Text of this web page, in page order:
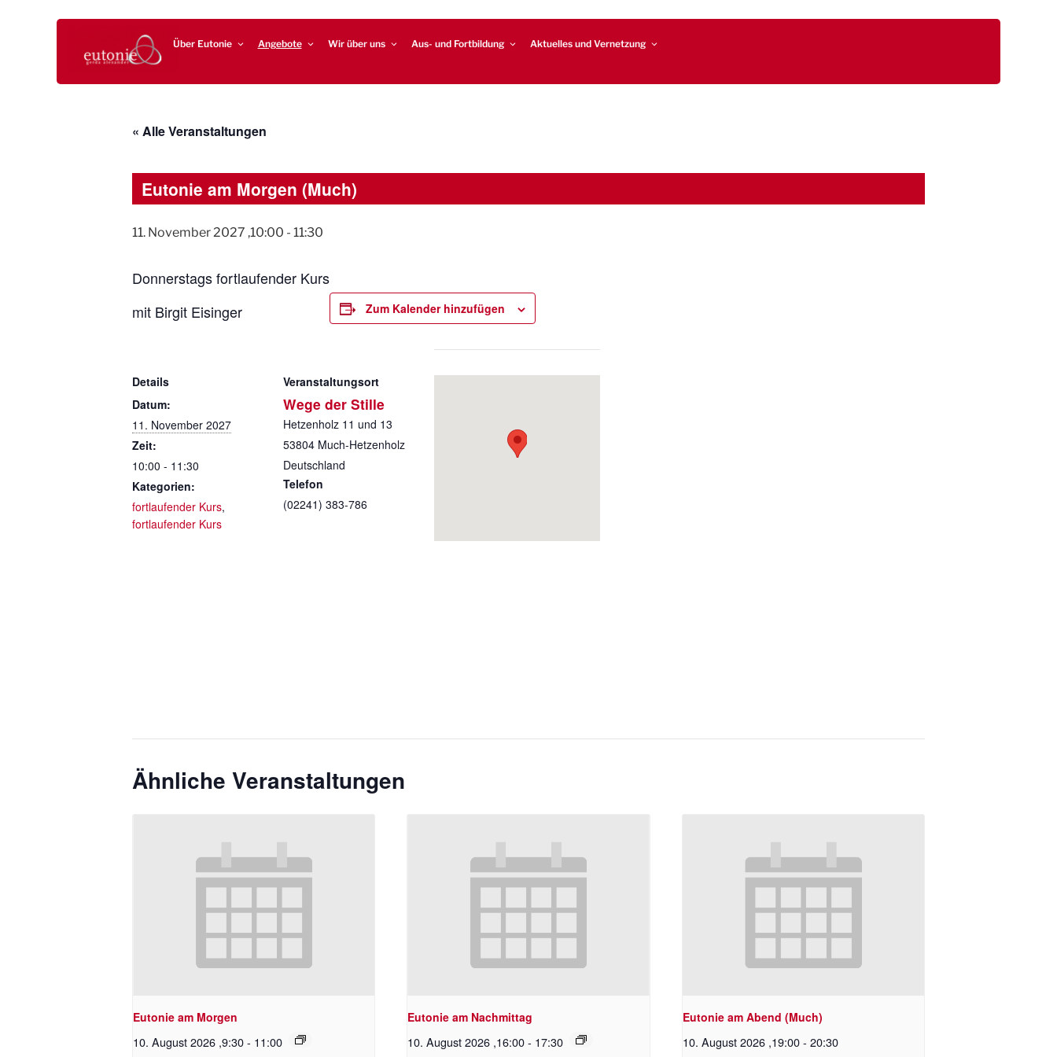
EUTONIE.DE
Über Eutonie Angebote Wir über uns Aus- und Fortbildung Aktuelles und Vernetzung
« Alle Veranstaltungen
Eutonie am Morgen (Much)
11. November 2027 ,10:00 - 11:30
Donnerstags fortlaufender Kurs
mit Birgit Eisinger
Zum Kalender hinzufügen
Details
Datum:
11. November 2027
Zeit:
10:00 - 11:30
Kategorien:
fortlaufender Kurs,
fortlaufender Kurs
Veranstaltungsort
Wege der Stille
Hetzenholz 11 und 13
53804 Much-Hetzenholz
Deutschland
Telefon
(02241) 383-786
Ähnliche Veranstaltungen
Eutonie am Morgen
10. August 2026 ,9:30- 11:00
Eutonie am Nachmittag
10. August 2026 ,16:00 - 17:30
Eutonie am Abend (Much)
10. August 2026 ,19:00- 20:30